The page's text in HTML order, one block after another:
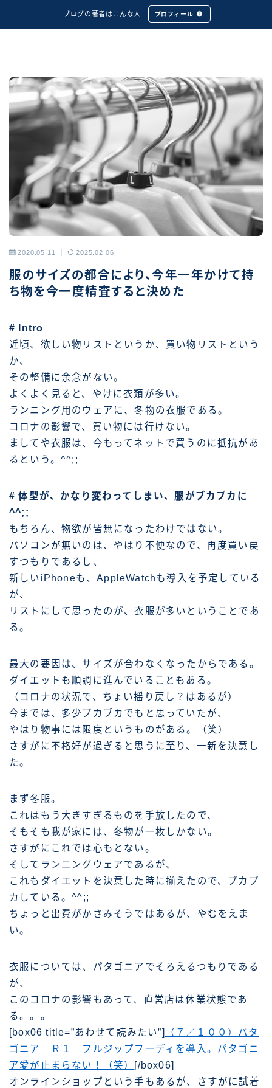
ブログの著者はこんな人 プロフィール
2020.05.11 2025.02.06
服のサイズの都合により、今年一年かけて持
ち物を今一度精査すると決めた
# Intro
近頃、欲しい物リストというか、買い物リストという
か、
その整備に余念がない。
よくよく見ると、やけに衣類が多い。
ランニング用のウェアに、冬物の衣服である。
コロナの影響で、買い物には行けない。
ましてや衣服は、今もってネットで買うのに抵抗があ
るという。^^;;
# 体型が、かなり変わってしまい、服がブカブカに
^^;;
もちろん、物欲が皆無になったわけではない。
パソコンが無いのは、やはり不便なので、再度買い戻
すつもりであるし、
新しいiPhoneも、AppleWatchも導入を予定している
が、
リストにして思ったのが、衣服が多いということであ
る。
最大の要因は、サイズが合わなくなったからである。
ダイエットも順調に進んでいることもある。
（コロナの状況で、ちょい揺り戻し？はあるが）
今までは、多少ブカブカでもと思っていたが、
やはり物事には限度というものがある。（笑）
さすがに不格好が過ぎると思うに至り、一新を決意し
た。
まず冬服。
これはもう大きすぎるものを手放したので、
そもそも我が家には、冬物が一枚しかない。
さすがにこれでは心もとない。
そしてランニングウェアであるが、
これもダイエットを決意した時に揃えたので、ブカブ
カしている。^^;;
ちょっと出費がかさみそうではあるが、やむをえま
い。
衣服については、パタゴニアでそろえるつもりである
が、
このコロナの影響もあって、直営店は休業状態であ
る。。。
[box06 title=”あわせて読みたい”]
（７／１００）パタ
ゴニア Ｒ１ フルジップフーディを導入。パタゴニ
ア愛が止まらない！（笑） [/box06]
オンラインショップという手もあるが、さすがに試着